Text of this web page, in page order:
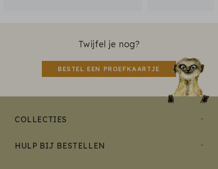
Twijfel je nog?
BESTEL EEN PROEFKAARTJE
COLLECTIES
HULP BIJ BESTELLEN